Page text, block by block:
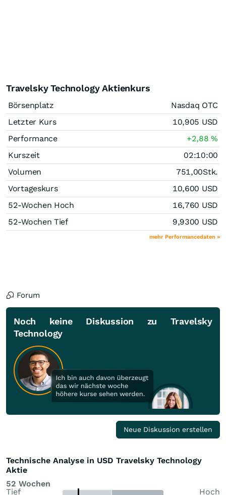
Travelsky Technology Aktienkurs
Börsenplatz
Nasdaq OTC
Letzter Kurs
10,905 USD
Performance
+2,88%
Kurszeit
02:10:00
Volumen
751,00Stk.
Vortageskurs
10,600 USD
52-Wochen Hoch
16,760 USD
52-Wochen Tief
9,9300 USD
mehr Performancedaten »
Forum
Noch keine Diskussion zu Travelsky
Technology
Neue Diskussion erstellen
Technische Analyse in USD Travelsky Technology
Aktie
52 Wochen
Tief
Hoch